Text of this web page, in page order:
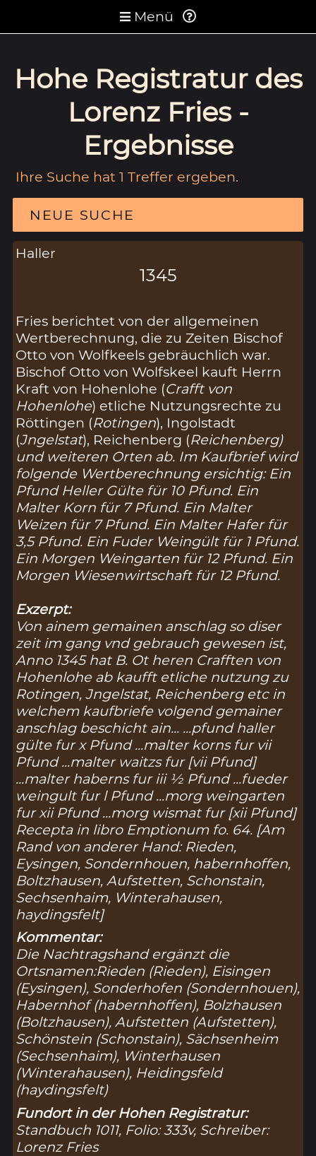
Menü
Hohe Registratur des
Lorenz Fries -
Ergebnisse
Ihre Suche hat 1 Treffer ergeben.
NEUE SUCHE
Haller
1345
Fries berichtet von der allgemeinen
Wertberechnung, die zu Zeiten Bischof
Otto von Wolfkeels gebräuchlich war.
Bischof Otto von Wolfskeel kauft Herrn
Kraft von Hohenlohe (Crafft von
Hohenlohe) etliche Nutzungsrechte zu
Röttingen (Rotingen), Ingolstadt
(Jngelstat), Reichenberg (Reichenberg)
und weiteren Orten ab. Im Kaufbrief wird
folgende Wertberechnung ersichtig: Ein
Pfund Heller Gülte für 10 Pfund. Ein
Malter Korn für 7 Pfund. Ein Malter
Weizen für 7 Pfund. Ein Malter Hafer für
3,5 Pfund. Ein Fuder Weingült für 1 Pfund.
Ein Morgen Weingarten für 12 Pfund. Ein
Morgen Wiesenwirtschaft für 12 Pfund.
Exzerpt:
Von ainem gemainen anschlag so diser
zeit im gang vnd gebrauch gewesen ist,
Anno 1345 hat B. Ot heren Crafften von
Hohenlohe ab kaufft etliche nutzung zu
Rotingen, Jngelstat, Reichenberg etc in
welchem kaufbriefe volgend gemainer
anschlag beschicht ain... ...pfund haller
gülte fur x Pfund ...malter korns fur vii
Pfund ...malter waitzs fur [vii Pfund]
...malter haberns fur iii ½ Pfund ...fueder
weingult fur l Pfund ...morg weingarten
fur xii Pfund ...morg wismat fur [xii Pfund]
Recepta in libro Emptionum fo. 64. [Am
Rand von anderer Hand: Rieden,
Eysingen, Sondernhouen, habernhoffen,
Boltzhausen, Aufstetten, Schonstain,
Sechsenhaim, Winterahausen,
haydingsfelt]
Kommentar:
Die Nachtragshand ergänzt die
Ortsnamen:Rieden (Rieden), Eisingen
(Eysingen), Sonderhofen (Sondernhouen),
Habernhof (habernhoffen), Bolzhausen
(Boltzhausen), Aufstetten (Aufstetten),
Schönstein (Schonstain), Sächsenheim
(Sechsenhaim), Winterhausen
(Winterahausen), Heidingsfeld
(haydingsfelt)
Fundort in der Hohen Registratur:
Standbuch 1011, Folio: 333v, Schreiber:
Lorenz Fries